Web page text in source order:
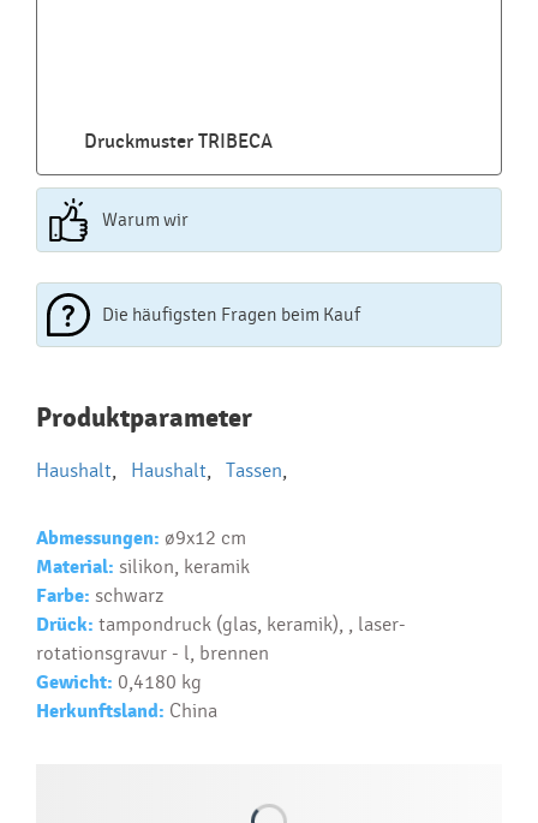
Druckmuster TRIBECA
Warum wir
Die häufigsten Fragen beim Kauf
Najčastejšie otázky pri nákupe
reklamných predmetov
Ako realizujete potlač na reklamné premedy?
Ako si vybrať správny predmet?
Text...
Produktparameter
Haushalt, Haushalt, Tassen,
Abmessungen: ø9x12 cm
Material: silikon, keramik
Farbe: schwarz
Drück: tampondruck (glas, keramik), , laser-
rotationsgravur - l, brennen
Gewicht: 0,4180 kg
Herkunftsland: China